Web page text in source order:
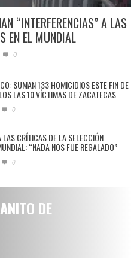
“INTERFERENCIAS” A LAS
EN EL MUNDIAL
0
SUMAN 133 HOMICIDIOS ESTE FIN DE
LAS 10 VÍCTIMAS DE ZACATECAS
0
LAS CRÍTICAS DE LA SELECCIÓN
“NADA NOS FUE REGALADO”
0
DE